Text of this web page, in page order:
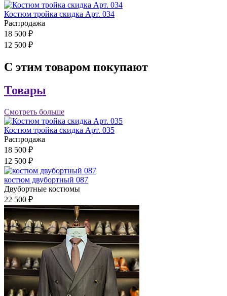
Костюм тройка скидка Арт. 034
Распродажа
18 500 ₽
12 500 ₽
С этим товаром покупают
Товары
Смотреть больше
Костюм тройка скидка Арт. 035
Распродажа
18 500 ₽
12 500 ₽
костюм двубортный 087
Двубортные костюмы
22 500 ₽